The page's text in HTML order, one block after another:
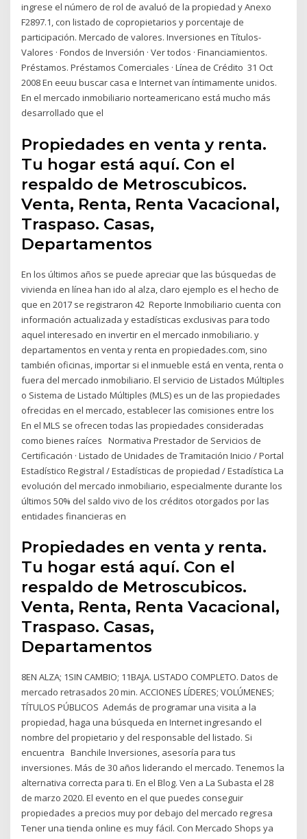
ingrese el número de rol de avaluó de la propiedad y Anexo
F2897.1, con listado de copropietarios y porcentaje de
participación. Mercado de valores. Inversiones en Títulos-
Valores · Fondos de Inversión · Ver todos · Financiamientos.
Préstamos. Préstamos Comerciales · Línea de Crédito 31 Oct
2008 En eeuu buscar casa e Internet van íntimamente unidos.
En el mercado inmobiliario norteamericano está mucho más
desarrollado que el
Propiedades en venta y renta.
Tu hogar está aquí. Con el
respaldo de Metroscubicos.
Venta, Renta, Renta Vacacional,
Traspaso. Casas,
Departamentos
En los últimos años se puede apreciar que las búsquedas de
vivienda en línea han ido al alza, claro ejemplo es el hecho de
que en 2017 se registraron 42 Reporte Inmobiliario cuenta con
información actualizada y estadísticas exclusivas para todo
aquel interesado en invertir en el mercado inmobiliario. y
departamentos en venta y renta en propiedades.com, sino
también oficinas, importar si el inmueble está en venta, renta o
fuera del mercado inmobiliario. El servicio de Listados Múltiples
o Sistema de Listado Múltiples (MLS) es un de las propiedades
ofrecidas en el mercado, establecer las comisiones entre los
En el MLS se ofrecen todas las propiedades consideradas
como bienes raíces Normativa Prestador de Servicios de
Certificación · Listado de Unidades de Tramitación Inicio / Portal
Estadístico Registral / Estadísticas de propiedad / Estadística La
evolución del mercado inmobiliario, especialmente durante los
últimos 50% del saldo vivo de los créditos otorgados por las
entidades financieras en
Propiedades en venta y renta.
Tu hogar está aquí. Con el
respaldo de Metroscubicos.
Venta, Renta, Renta Vacacional,
Traspaso. Casas,
Departamentos
8EN ALZA; 1SIN CAMBIO; 11BAJA. LISTADO COMPLETO. Datos de
mercado retrasados ​​20 min. ACCIONES LÍDERES; VOLÚMENES;
TÍTULOS PÚBLICOS Además de programar una visita a la
propiedad, haga una búsqueda en Internet ingresando el
nombre del propietario y del responsable del listado. Si
encuentra Banchile Inversiones, asesoría para tus
inversiones. Más de 30 años liderando el mercado. Tenemos la
alternativa correcta para ti. En el Blog. Ven a La Subasta el 28
de marzo 2020. El evento en el que puedes conseguir
propiedades a precios muy por debajo del mercado regresa
Tener una tienda online es muy fácil. Con Mercado Shops ya